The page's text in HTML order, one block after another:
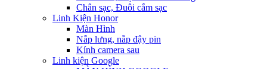
Chân sạc, Đuôi cắm sạc
Linh Kiện Honor
Màn Hình
Nắp lưng, nắp đậy pin
Kính camera sau
Linh kiện Google